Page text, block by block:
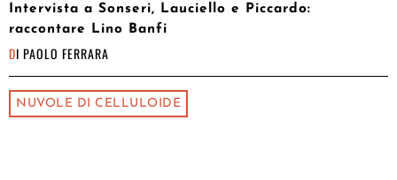
Intervista a Sonseri, Lauciello e Piccardo:
raccontare Lino Banfi
DI PAOLO FERRARA
NUVOLE DI CELLULOIDE